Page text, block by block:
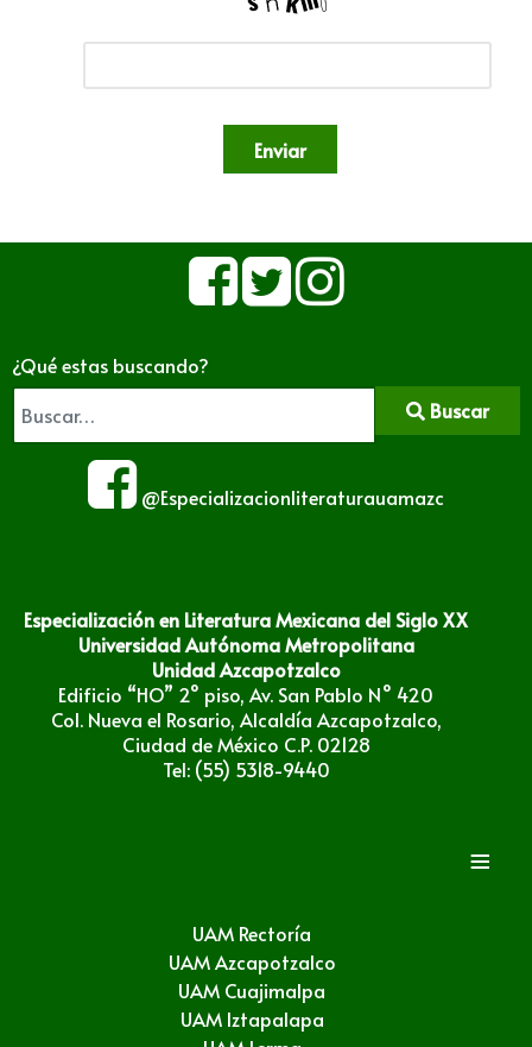
Enviar
¿Qué estas buscando?
Buscar
@Especializacionliteraturauamazc
Especialización en Literatura Mexicana del Siglo XX
Universidad Autónoma Metropolitana
Unidad Azcapotzalco
Edificio “HO” 2° piso, Av. San Pablo N° 420
Col. Nueva el Rosario, Alcaldía Azcapotzalco,
Ciudad de México C.P. 02128
Tel: (55) 5318-9440
≡
UAM Rectoría
UAM Azcapotzalco
UAM Cuajimalpa
UAM Iztapalapa